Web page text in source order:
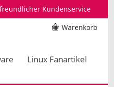
freundlicher Kundenservice
Warenkorb
Linux Fanartikel